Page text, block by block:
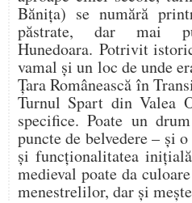
Băniţa) se numără
păstrate, dar mai
Hunedoara. Potrivit
vamal şi un loc de unde
Ţara Românească în
Turnul Spart din Valea
specifice. Poate un
puncte de belvedere – și
și funcționalitatea
medieval poate da
menestrelilor, dar și